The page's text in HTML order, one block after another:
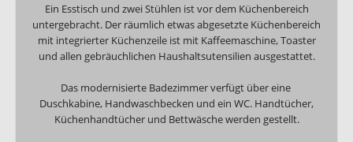
Ein Esstisch und zwei Stühlen ist vor dem Küchenbereich
untergebracht. Der räumlich etwas abgesetzte Küchenbereich
mit integrierter Küchenzeile ist mit Kaffeemaschine, Toaster
und allen gebräuchlichen Haushaltsutensilien ausgestattet.
Das modernisierte Badezimmer verfügt über eine
Duschkabine, Handwaschbecken und ein WC. Handtücher,
Küchenhandtücher und Bettwäsche werden gestellt.